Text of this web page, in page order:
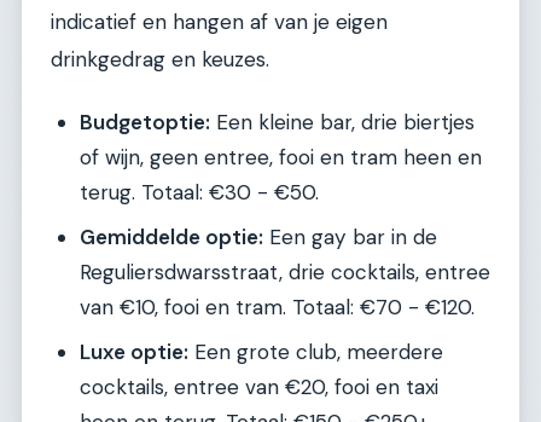
indicatief en hangen af van je eigen
drinkgedrag en keuzes.
Budgetoptie: Een kleine bar, drie biertjes
of wijn, geen entree, fooi en tram heen en
terug. Totaal: €30 - €50.
Gemiddelde optie: Een gay bar in de
Reguliersdwarsstraat, drie cocktails, entree
van €10, fooi en tram. Totaal: €70 - €120.
Luxe optie: Een grote club, meerdere
cocktails, entree van €20, fooi en taxi